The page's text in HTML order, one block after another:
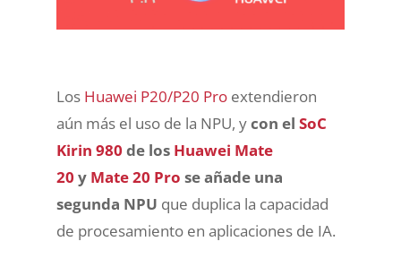
Los Huawei P20/P20 Proextendieron
aún más el uso de la NPU, ycon el SoC
Kirin 980 de los Huawei Mate
20 y Mate 20 Pro se añade una
segunda NPU que duplica la capacidad
de procesamiento en aplicaciones de IA.